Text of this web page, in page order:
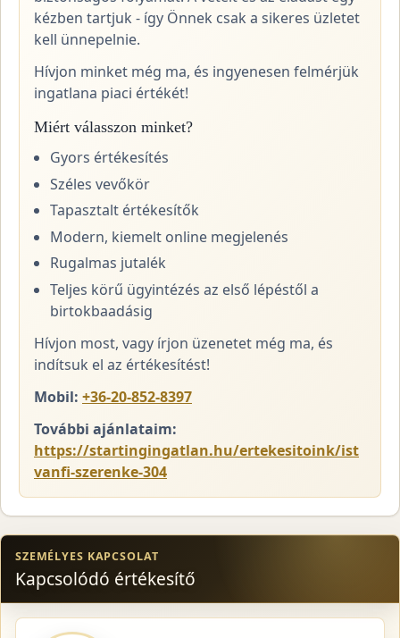
kézben tartjuk - így Önnek csak a sikeres üzletet
kell ünnepelnie.
Hívjon minket még ma, és ingyenesen felmérjük
ingatlana piaci értékét!
Miért válasszon minket?
Gyors értékesítés
Széles vevőkör
Tapasztalt értékesítők
Modern, kiemelt online megjelenés
Rugalmas jutalék
Teljes körű ügyintézés az első lépéstől a
birtokbaadásig
Hívjon most, vagy írjon üzenetet még ma, és
indítsuk el az értékesítést!
Mobil: +36-20-852-8397
További ajánlataim:
https://startingingatlan.hu/ertekesitoink/ist
vanfi-szerenke-304
SZEMÉLYES KAPCSOLAT
Kapcsolódó értékesítő